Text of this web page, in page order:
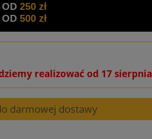
250 zł
500 zł
realizować od 17 sierpnia
darmowej dostawy